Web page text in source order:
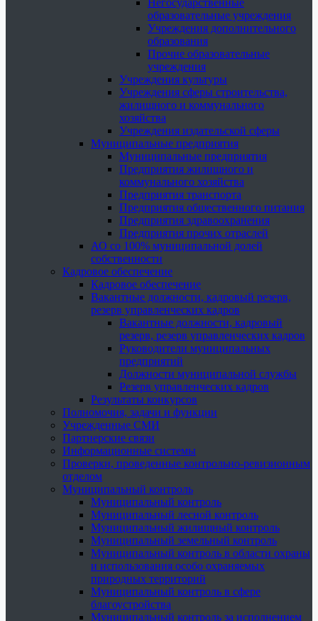
Негосударственные
образовательные учреждения
Учреждения дополнительного
образования
Прочие образовательные
учреждения
Учреждения культуры
Учреждения сферы строительства,
жилищного и коммунального
хозяйства
Учреждения издательской сферы
Муниципальные предприятия
Муниципальные предприятия
Предприятия жилищного и
коммунального хозяйства
Предприятия транспорта
Предприятия общественного питания
Предприятия здравоохранения
Предприятия прочих отраслей
АО со 100% муниципальной долей
собственности
Кадровое обеспечение
Кадровое обеспечение
Вакантные должности, кадровый резерв,
резерв управленческих кадров
Вакантные должности, кадровый
резерв, резерв управленческих кадров
Руководители муниципальных
предприятий
Должности муниципальной службы
Резерв управленческих кадров
Результаты конкурсов
Полномочия, задачи и функции
Учрежденные СМИ
Партнерские связи
Информационные системы
Проверки, проведенные контрольно-ревизионным
отделом
Муниципальный контроль
Муниципальный контроль
Муниципальный лесной контроль
Муниципальный жилищный контроль
Муниципальный земельный контроль
Муниципальный контроль в области охраны
и использования особо охраняемых
природных территорий
Муниципальный контроль в сфере
благоустройства
Муниципальный контроль за исполнением